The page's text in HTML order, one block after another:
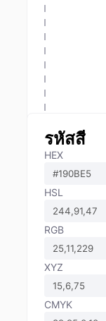
รหัสสี
HEX
HSL
RGB
XYZ
CMYK